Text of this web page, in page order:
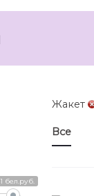
Жакет
Все
бел.руб.